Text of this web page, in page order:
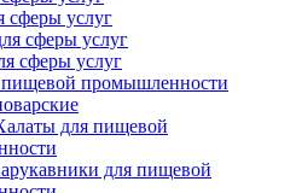
сферы услуг
сферы услуг
сферы услуг
промышленности
для пищевой
для пищевой